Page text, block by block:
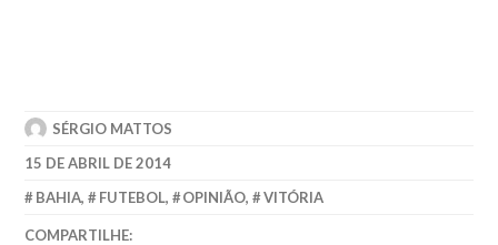
SÉRGIO MATTOS
15 DE ABRIL DE 2014
BAHIA, FUTEBOL, OPINIÃO, VITÓRIA
COMPARTILHE: